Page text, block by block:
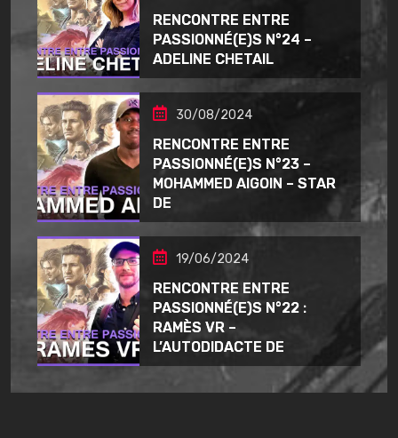
RENCONTRE ENTRE
PASSIONNÉ(E)S N°24 –
ADELINE CHETAIL
30/08/2024
RENCONTRE ENTRE
PASSIONNÉ(E)S N°23 –
MOHAMMED AIGOIN – STAR
DE
19/06/2024
RENCONTRE ENTRE
PASSIONNÉ(E)S N°22 :
RAMÈS VR –
L’AUTODIDACTE DE